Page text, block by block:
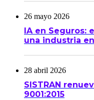
26 mayo 2026
IA en Seguros:
una industria
28 abril 2026
SISTRAN
9001:2015